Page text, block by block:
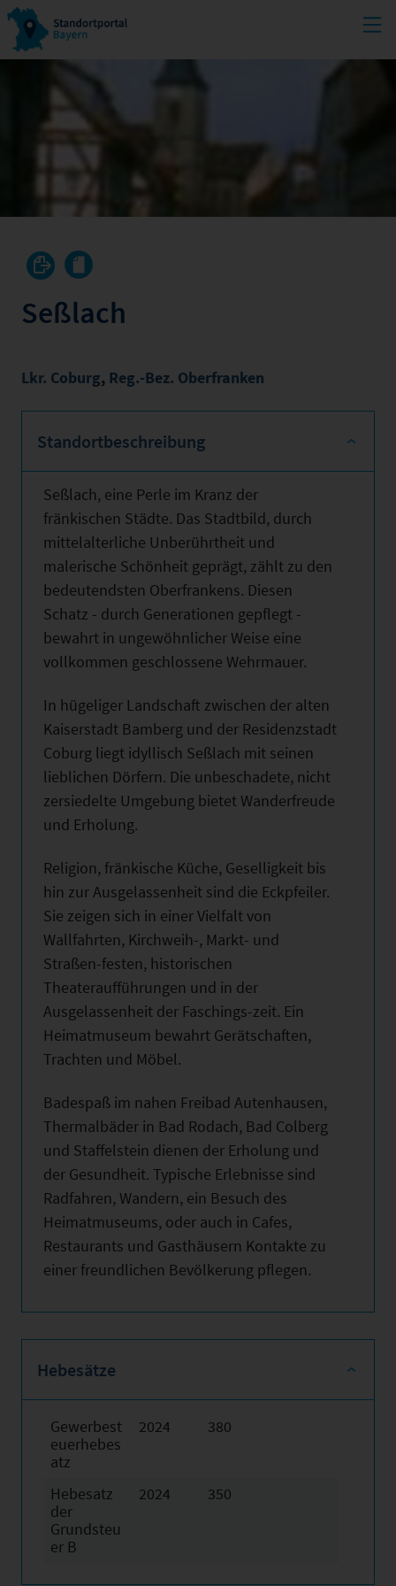
Seßlach
Lkr. Coburg, Reg.-Bez. Oberfranken
Standortbeschreibung
Seßlach, eine Perle im Kranz der
fränkischen Städte. Das Stadtbild, durch
mittelalterliche Unberührtheit und
malerische Schönheit geprägt, zählt zu den
bedeutendsten Oberfrankens. Diesen
Schatz - durch Generationen gepflegt -
bewahrt in ungewöhnlicher Weise eine
vollkommen geschlossene Wehrmauer.
In hügeliger Landschaft zwischen der alten
Kaiserstadt Bamberg und der Residenzstadt
Coburg liegt idyllisch Seßlach mit seinen
lieblichen Dörfern. Die unbeschadete, nicht
zersiedelte Umgebung bietet Wanderfreude
und Erholung.
Religion, fränkische Küche, Geselligkeit bis
hin zur Ausgelassenheit sind die Eckpfeiler.
Sie zeigen sich in einer Vielfalt von
Wallfahrten, Kirchweih-, Markt- und
Straßen-festen, historischen
Theateraufführungen und in der
Ausgelassenheit der Faschings-zeit. Ein
Heimatmuseum bewahrt Gerätschaften,
Trachten und Möbel.
Badespaß im nahen Freibad Autenhausen,
Thermalbäder in Bad Rodach, Bad Colberg
und Staffelstein dienen der Erholung und
der Gesundheit. Typische Erlebnisse sind
Radfahren, Wandern, ein Besuch des
Heimatmuseums, oder auch in Cafes,
Restaurants und Gasthäusern Kontakte zu
einer freundlichen Bevölkerung pflegen.
Hebesätze
Gewerbest
euerhebes
atz
2024 380
Hebesatz
der
Grundsteu
er B
2024 350